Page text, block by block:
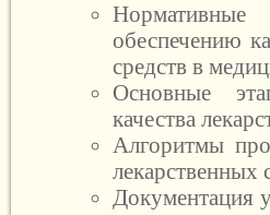
обеспечению
средств в
Основные
качества
Алгоритмы
лекарственных
Документация